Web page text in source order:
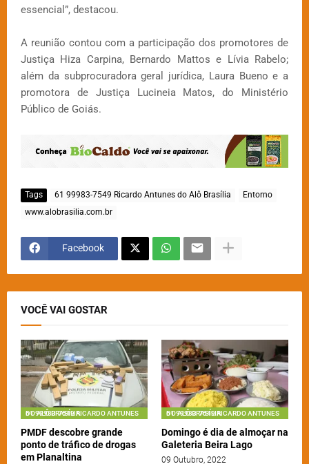
essencial”, destacou.
A reunião contou com a participação dos promotores de
Justiça Hiza Carpina, Bernardo Mattos e Lívia Rabelo;
além da subprocuradora geral jurídica, Laura Bueno e a
promotora de Justiça Lucineia Matos, do Ministério
Público de Goiás.
Tags 61 99983-7549 Ricardo Antunes do Alô Brasília
Entorno
www.alobrasilia.com.br
Facebook
VOCÊ VAI GOSTAR
61 99983-7549 RICARDO ANTUNES DO ALÔ BRASÍLIA
PMDF descobre grande
ponto de tráfico de drogas
em Planaltina
61 99983-7549 RICARDO ANTUNES DO ALÔ BRASÍLIA
Domingo é dia de almoçar na
Galeteria Beira Lago
09 Outubro, 2022